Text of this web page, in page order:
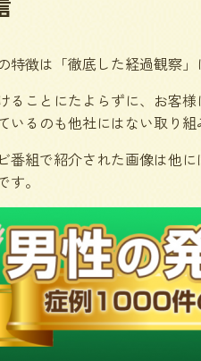
徴は「徹底した経過観察」
ることにたよらずに、お客
るのも他社にはない取り組
番組で紹介された画像は他
。